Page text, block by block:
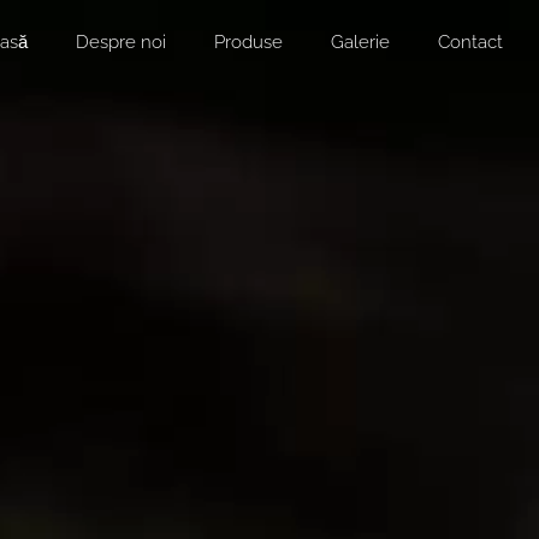
Despre noi Produse Galerie Contact